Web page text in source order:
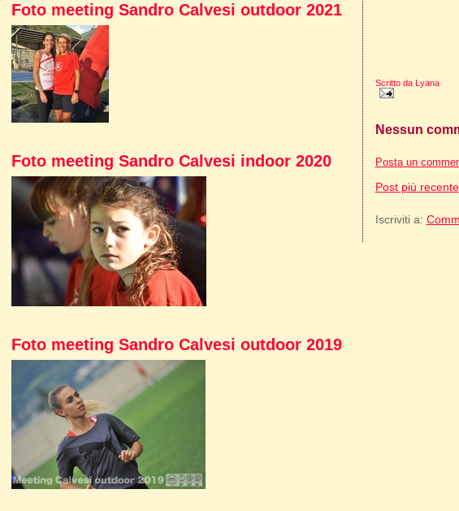
Scritto da Lyana
Nessun
Posta un
Post più recente
Iscriviti a:
Foto meeting Sandro Calvesi outdoor 2021
Foto meeting Sandro Calvesi indoor 2020
Foto meeting Sandro Calvesi outdoor 2019